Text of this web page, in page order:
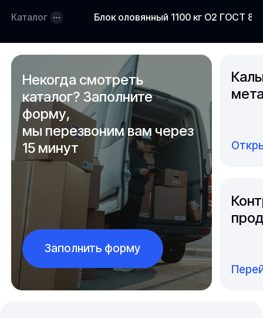
Каталог Блок оловянный 1100 кг О2 ГОСТ
Некогда смотреть
каталог? Заполните
форму,
мы перезвоним вам через
15 минут
Заполнить форму